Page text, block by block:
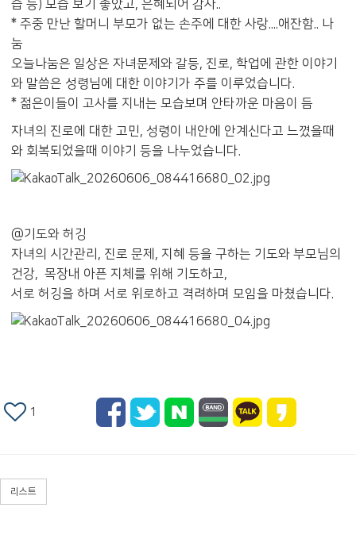
습 등) 모습 보기 좋았고, 은혜되어 감사..
* 주중 만난 할머니 부모가 없는 손주에 대한 사랑....애잔함.. 나
눔
오늘나눔은 일상은 자녀문제와 갈등, 진로, 학업에 관한 이야기
와 말씀은 성령님에 대한 이야기가 주를 이루었습니다.
* 젊은이들이 고사를 지내는 모습보며 안타까운 마음이 듬
자녀의 진로에 대한 고민, 성령이 내안에 안계신다고 느꼈을때
와 회복되었을때 이야기 등을 나누었습니다.
@기도와 허깅
자녀의 시간관리, 진로 문제, 지혜 등을 구하는 기도와 부모님의
건강, 목장내 아픈 지체를 위해 기도하고,
서로 허깅을 하며 서로 위로하고 격려하며 모임을 마쳤습니다.
1
리스트